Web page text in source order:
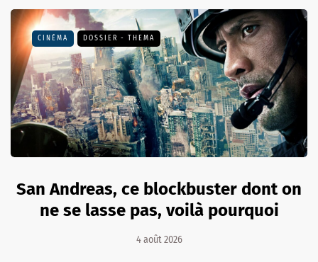
CINÉMA DOSSIER - THEMA
San Andreas, ce blockbuster dont on
ne se lasse pas, voilà pourquoi
4 août 2026